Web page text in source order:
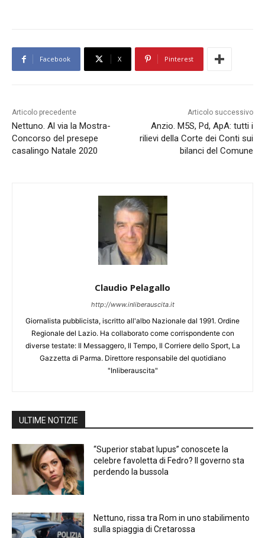
Facebook X Pinterest
Articolo precedente
Nettuno. Al via la Mostra-
Concorso del presepe
casalingo Natale 2020
Articolo successivo
Anzio. M5S, Pd, ApA: tutti i
rilievi della Corte dei Conti sui
bilanci del Comune
Claudio Pelagallo
http://www.inliberauscita.it
Giornalista pubblicista, iscritto all'albo Nazionale dal 1991. Ordine
Regionale del Lazio. Ha collaborato come corrispondente con
diverse testate: Il Messaggero, Il Tempo, Il Corriere dello Sport, La
Gazzetta di Parma. Direttore responsabile del quotidiano
"Inliberauscita"
ULTIME NOTIZIE
“Superior stabat lupus” conoscete la
celebre favoletta di Fedro? Il governo sta
perdendo la bussola
Nettuno, rissa tra Rom in uno stabilimento
sulla spiaggia di Cretarossa